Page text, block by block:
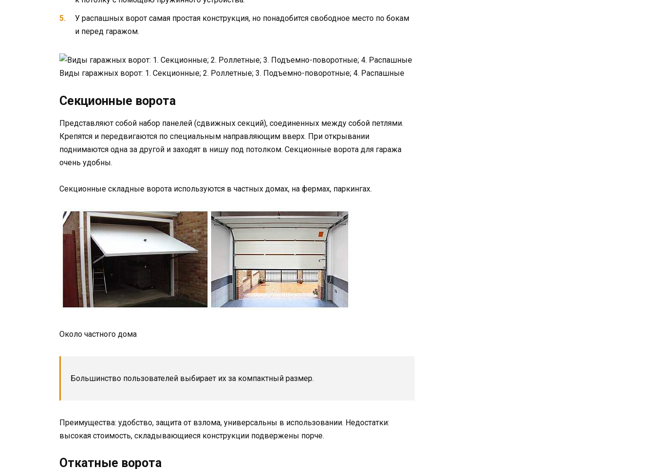
У распашных ворот самая простая конструкция, но понадобится свободное место по бокам
и перед гаражом.
Виды гаражных ворот: 1. Секционные; 2. Роллетные; 3. Подъемно-поворотные; 4. Распашные
Секционные ворота
Представляют собой набор панелей (сдвижных секций), соединенных между собой петлями.
Крепятся и передвигаются по специальным направляющим вверх. При открывании
поднимаются одна за другой и заходят в нишу под потолком. Секционные ворота для гаража
очень удобны.
Секционные складные ворота используются в частных домах, на фермах, паркингах.
Около частного дома
Большинство пользователей выбирает их за компактный размер.
Преимущества: удобство, защита от взлома, универсальны в использовании. Недостатки:
высокая стоимость, складывающиеся конструкции подвержены порче.
Откатные ворота